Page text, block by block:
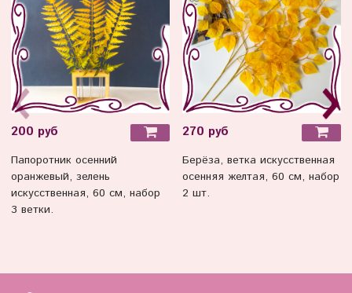
200 руб
Папоротник осенний
оранжевый, зелень
искусственная, 60 см, набор
3 ветки.
270 руб
Берёза, ветка искусственная
осенняя желтая, 60 см, набор
2 шт.